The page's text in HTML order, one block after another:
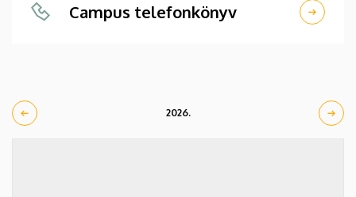
Campus telefonkönyv
2026.